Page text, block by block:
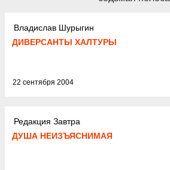
Владислав Шурыгин
ДИВЕРСАНТЫ ХАЛТУРЫ
22 сентября 2004
Редакция Завтра
ДУША НЕИЗЪЯСНИМАЯ